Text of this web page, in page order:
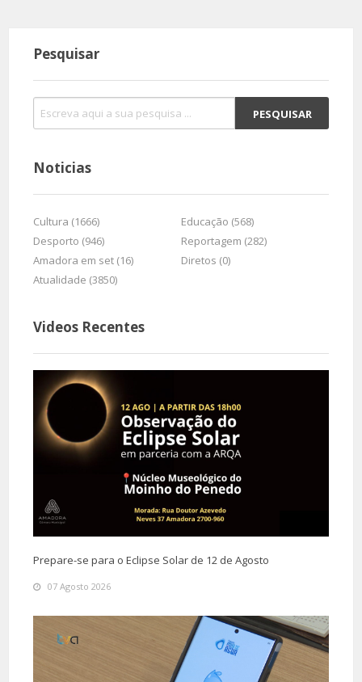
Pesquisar
Noticias
Cultura (1666)
Educação (568)
Desporto (946)
Reportagem (282)
Amadora em set (16)
Diretos (0)
Atualidade (3850)
Videos Recentes
Prepare-se para o Eclipse Solar de 12 de Agosto
07 Agosto 2026